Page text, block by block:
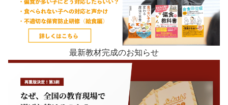
最新教材完成のお知らせ